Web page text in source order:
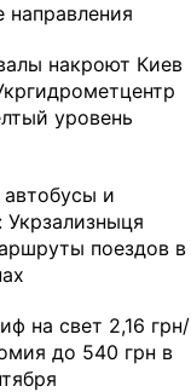
направления
накроют Киев
уровень
и
Укрзализныця
поездов в
на свет 2,16 грн/
до 540 грн в